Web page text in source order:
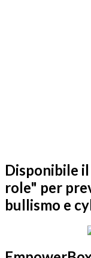
Disponibile
role" per
bullismo e